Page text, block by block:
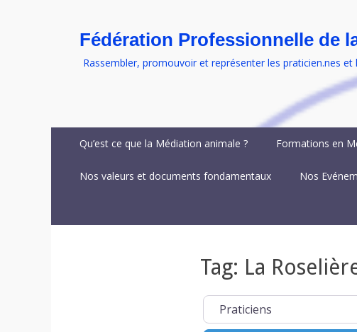
Fédération Professionnelle de
Rassembler, promouvoir et représenter les praticien.nes
principal
Qu’est ce que la Médiation animale ? Formations en
Nos valeurs et documents fondamentaux Nos
Tag: La
Select search type